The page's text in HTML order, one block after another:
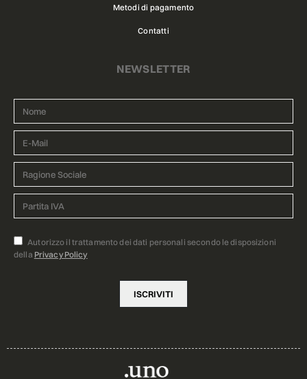
Metodi di pagamento
Contatti
NEWSLETTER
Autorizzo il trattamento dei dati personali secondo le disposizioni
della Privacy Policy